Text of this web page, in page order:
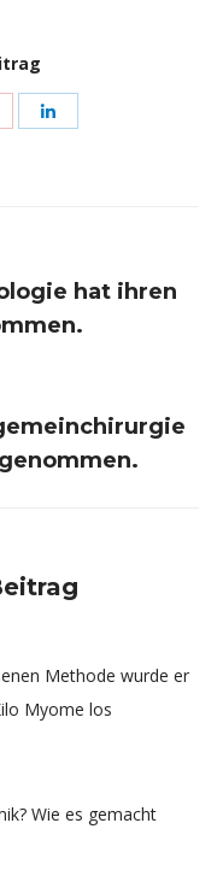
Share
hat ihren
Methode wurde er
Myome los
Wie es gemacht